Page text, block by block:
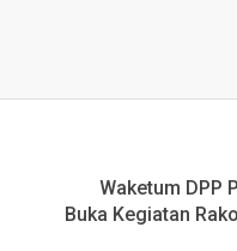
Waketum DPP
Buka Kegiatan